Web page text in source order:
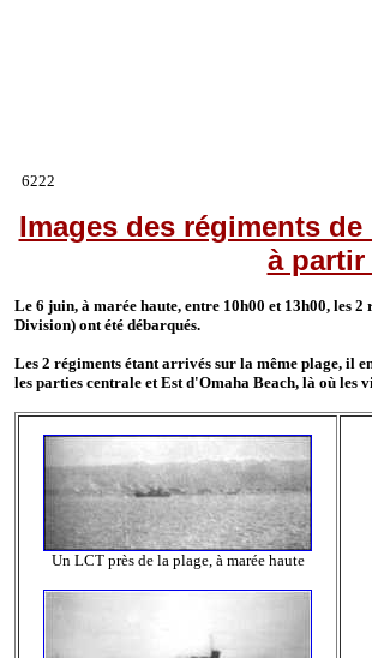
6222
Images des régiments
à partir
Le 6 juin, à marée haute, entre 10h00 et 13h00, les
Division) ont été débarqués.
Les 2 régiments étant arrivés sur la même plage, il
les parties centrale et Est d'Omaha Beach, là où les
Un LCT près de la plage, à marée haute